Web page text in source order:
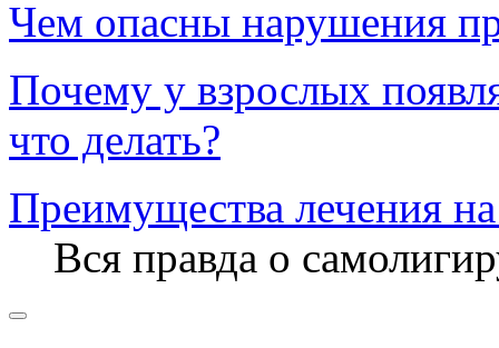
Чем опасны нарушения
Почему у взрослых
что делать?
Преимущества лечения
Вся правда о